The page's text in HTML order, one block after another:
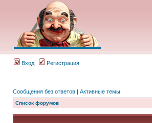
Вход Регистрация
Сообщения без ответов | Активные темы
Список форумов